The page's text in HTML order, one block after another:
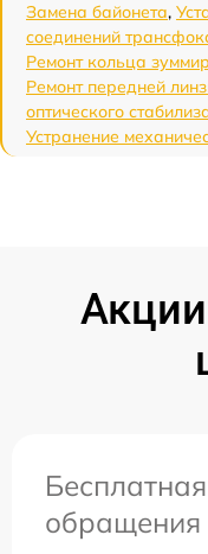
Замена байонета,
соединений
Ремонт кольца
Ремонт передней
оптического
Устранение
обращения